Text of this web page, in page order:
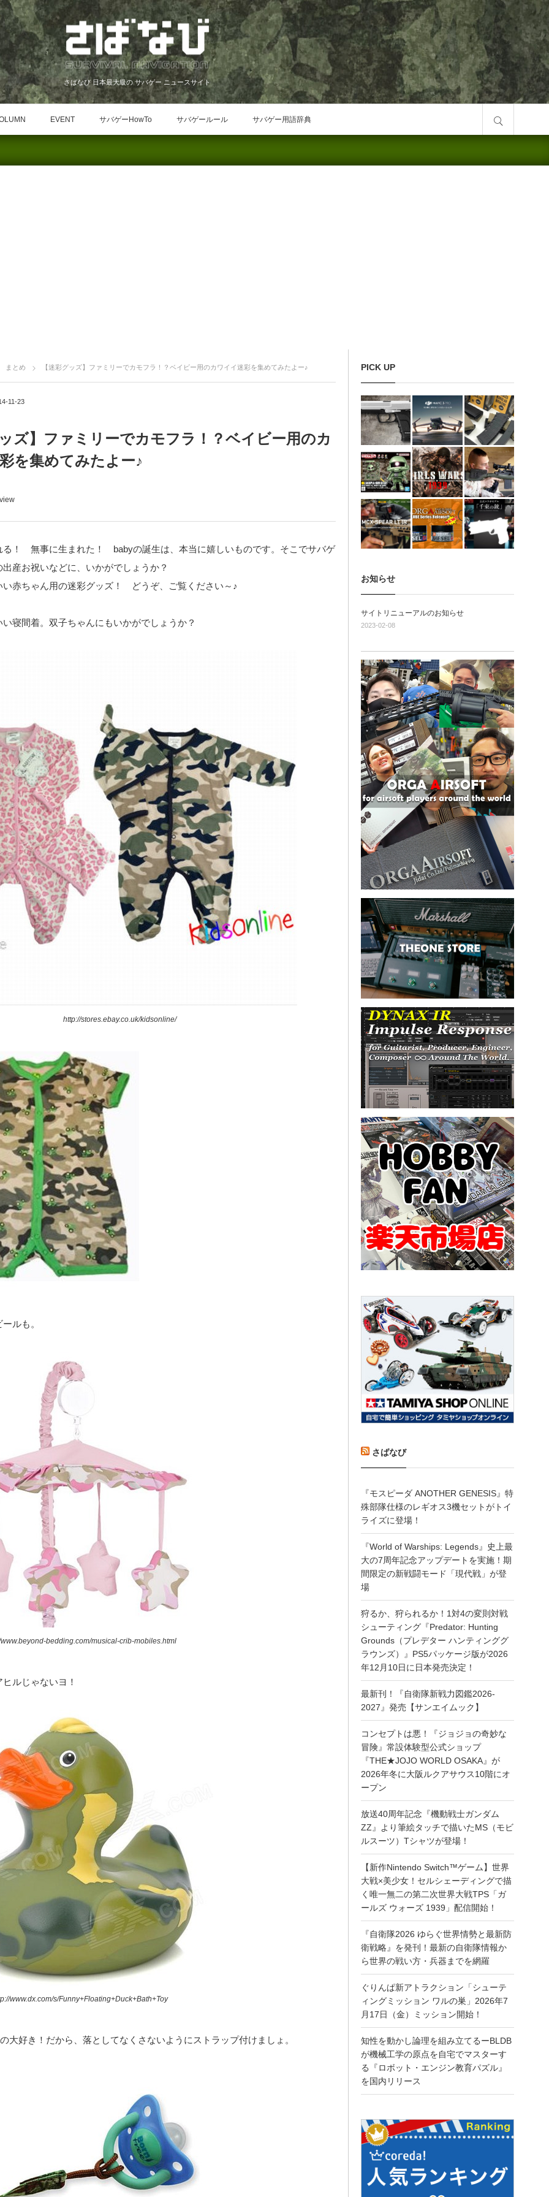
さばなび 日本最大級の サバゲー ニュースサイト
EVENT サバゲーHowTo サバゲールール サバゲー用語辞典
まとめ 【迷彩グッズ】ファミリーでカモフラ！？ベイビー用のカワイイ迷彩を集めてみたよー♪
11-23
ズ】ファミリーでカモフラ！？ベイビー用のカ
を集めてみたよー♪
る！ 無事に生まれた！ babyの誕生は、本当に嬉しいものです。そこでサバゲ
産お祝いなどに、いかがでしょうか？
い赤ちゃん用の迷彩グッズ！ どうぞ、ご覧ください～♪
寝間着。双子ちゃんにもいかがでしょうか？
http://stores.ebay.co.uk/kidsonline/
ルも。
www.beyond-bedding.com/musical-crib-mobiles.html
ルじゃないヨ！
www.dx.com/s/Funny+Floating+Duck+Bath+Toy
大好き！だから、落としてなくさないようにストラップ付けましょ。
PICK UP
お知らせ
サイトリニューアルのお知らせ
2023-02-08
さばなび
『モスピーダ ANOTHER GENESIS』特
殊部隊仕様のレギオス3機セットがトイ
ライズに登場！
『World of Warships: Legends』史上最
大の7周年記念アップデートを実施！期
間限定の新戦闘モード「現代戦」が登
場
狩るか、狩られるか！1対4の変則対戦
シューティング『Predator: Hunting
Grounds（プレデター ハンティンググ
ラウンズ）』PS5パッケージ版が2026
年12月10日に日本発売決定！
最新刊！『自衛隊新戦力図鑑2026-
2027』発売【サンエイムック】
コンセプトは悪！『ジョジョの奇妙な
冒険』常設体験型公式ショップ
『THE★JOJO WORLD OSAKA』が
2026年冬に大阪ルクアサウス10階にオ
ープン
放送40周年記念『機動戦士ガンダム
ZZ』より筆絵タッチで描いたMS（モビ
ルスーツ）Tシャツが登場！
【新作Nintendo Switch™ゲーム】世界
大戦×美少女！セルシェーディングで描
く唯一無二の第二次世界大戦TPS「ガ
ールズ ウォーズ 1939」配信開始！
『自衛隊2026 ゆらぐ世界情勢と最新防
衛戦略』を発刊！最新の自衛隊情報か
ら世界の戦い方・兵器までを網羅
ぐりんぱ新アトラクション「シューテ
ィングミッション ワルの巣」2026年7
月17日（金）ミッション開始！
知性を動かし論理を組み立てるーBLDB
が機械工学の原点を自宅でマスターす
る『ロボット・エンジン教育パズル』
を国内リリース